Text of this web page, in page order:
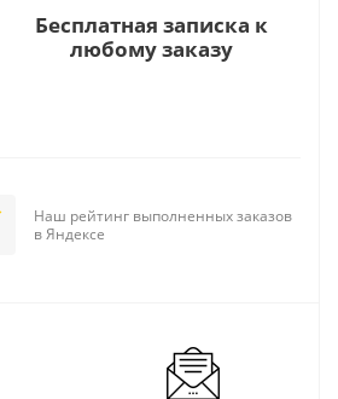
Бесплатная записка к
любому заказу
Наш рейтинг выполненных заказов
в Яндексе